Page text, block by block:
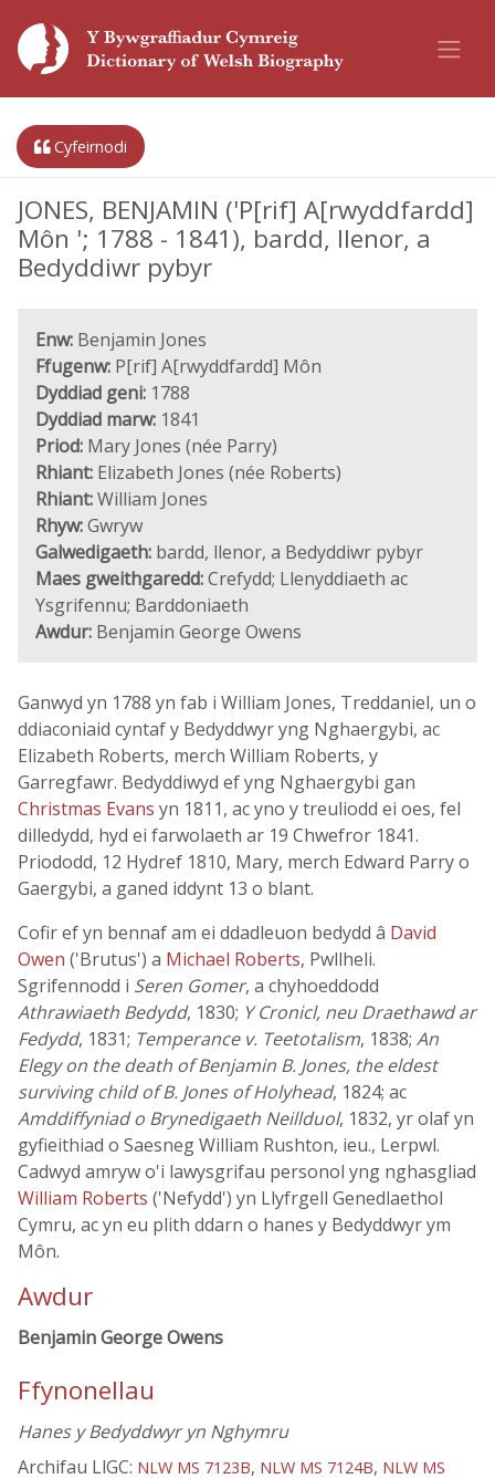
Cyfeirnodi
JONES, BENJAMIN ('P[rif] A[rwyddfardd]
Môn '; 1788 - 1841), bardd, llenor, a
Bedyddiwr pybyr
Enw: Benjamin Jones
Ffugenw: P[rif] A[rwyddfardd] Môn
Dyddiad geni: 1788
Dyddiad marw: 1841
Priod: Mary Jones (née Parry)
Rhiant: Elizabeth Jones (née Roberts)
Rhiant:William Jones
Rhyw:Gwryw
Galwedigaeth: bardd, llenor, a Bedyddiwr pybyr
Maes gweithgaredd:Crefydd; Llenyddiaeth ac
Ysgrifennu; Barddoniaeth
Awdur: Benjamin George Owens
Ganwyd yn 1788 yn fab i William Jones, Treddaniel, un o
ddiaconiaid cyntaf y Bedyddwyr yng Nghaergybi, ac
Elizabeth Roberts, merch William Roberts, y
Garregfawr. Bedyddiwyd ef yng Nghaergybi gan
Christmas Evans yn 1811, ac yno y treuliodd ei oes, fel
dilledydd, hyd ei farwolaeth ar 19 Chwefror 1841.
Priododd, 12 Hydref 1810, Mary, merch Edward Parry o
Gaergybi, a ganed iddynt 13 o blant.
Cofir ef yn bennaf am ei ddadleuon bedydd â David
Owen ('Brutus') a Michael Roberts, Pwllheli.
Sgrifennodd i Seren Gomer, a chyhoeddodd
Athrawiaeth Bedydd, 1830; Y Cronicl, neu Draethawd ar
Fedydd, 1831; Temperance v. Teetotalism, 1838; An
Elegy on the death of Benjamin B. Jones, the eldest
surviving child of B. Jones of Holyhead, 1824; ac
Amddiffyniad o Brynedigaeth Neillduol, 1832, yr olaf yn
gyfieithiad o Saesneg William Rushton, ieu., Lerpwl.
Cadwyd amryw o'i lawysgrifau personol yng nghasgliad
William Roberts ('Nefydd') yn Llyfrgell Genedlaethol
Cymru, ac yn eu plith ddarn o hanes y Bedyddwyr ym
Môn.
Awdur
Benjamin George Owens
Ffynonellau
Hanes y Bedyddwyr yn Nghymru
Archifau LlGC: NLW MS 7123B, NLW MS 7124B, NLW MS